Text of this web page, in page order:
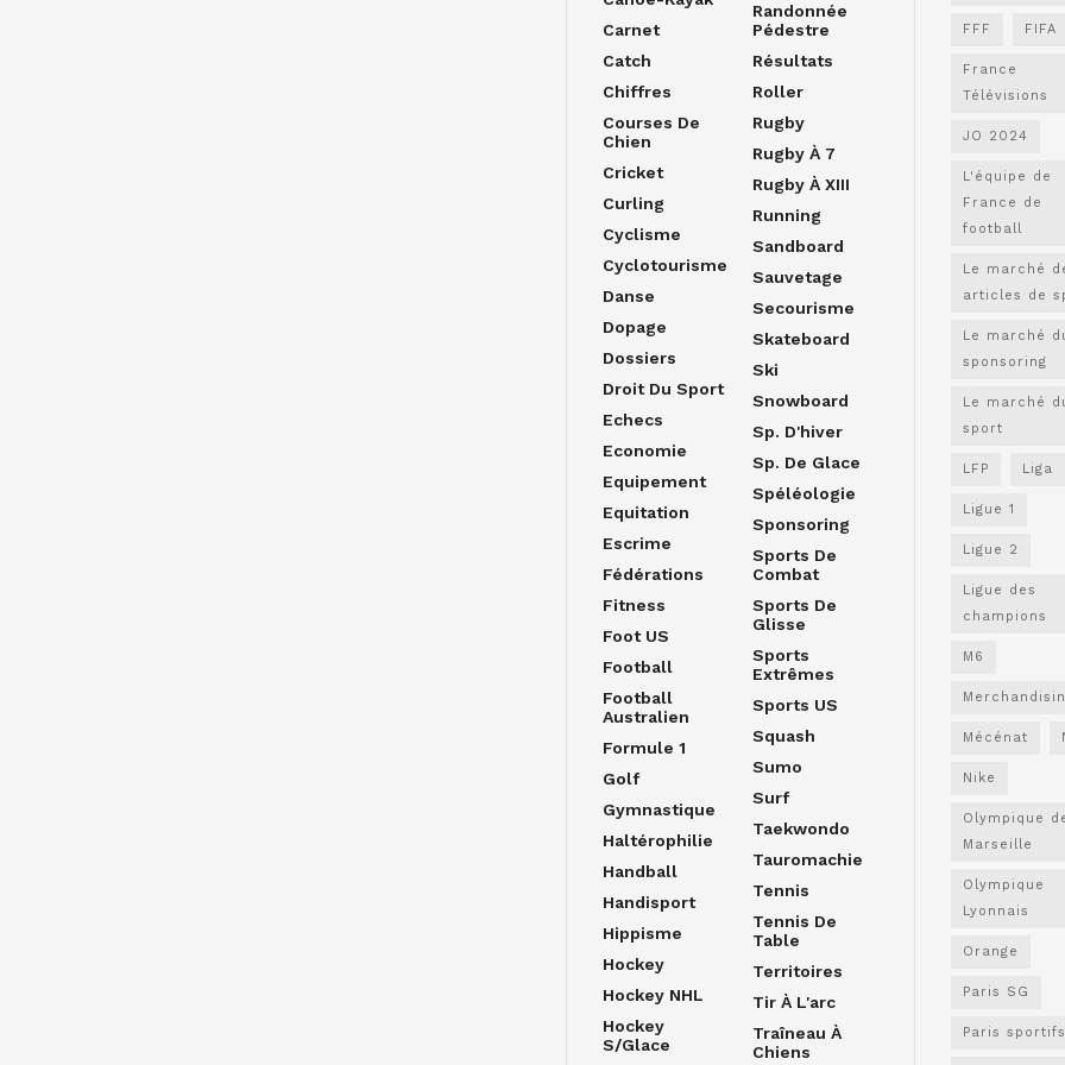
Carnet
Catch
Chiffres
Courses De
Chien
Cricket
Curling
Cyclisme
Cyclotourisme
Danse
Dopage
Dossiers
Droit Du Sport
Echecs
Economie
Equipement
Equitation
Escrime
Fédérations
Fitness
Foot US
Football
Football
Australien
Formule 1
Golf
Gymnastique
Haltérophilie
Handball
Handisport
Hippisme
Hockey
Hockey NHL
Hockey
S/glace
Randonnée
Pédestre
Résultats
Roller
Rugby
Rugby À 7
Rugby À XIII
Running
Sandboard
Sauvetage
Secourisme
Skateboard
Ski
Snowboard
Sp. D'hiver
Sp. De Glace
Spéléologie
Sponsoring
Sports De
Combat
Sports De
Glisse
Sports
Extrêmes
Sports US
Squash
Sumo
Surf
Taekwondo
Tauromachie
Tennis
Tennis De
Table
Territoires
Tir À L'arc
Traîneau À
Chiens
FFF FIFA
France
Télévisions
JO 2024
L'équipe de
France de
football
Le marché
articles de
Le marché
sponsoring
Le marché
sport
LFP Liga
Ligue 1
Ligue 2
Ligue des
champions
M6
Mécénat
Nike
Olympique
Marseille
Olympique
Lyonnais
Orange
Paris SG
Paris sportifs